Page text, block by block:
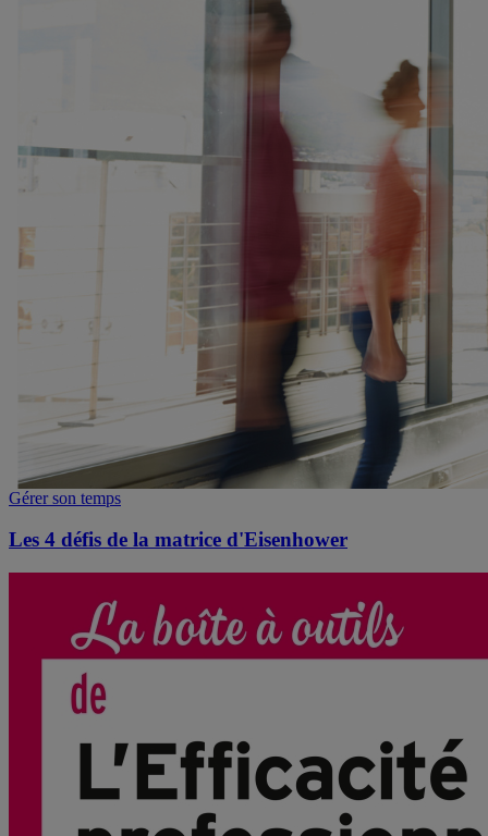
Gérer son temps
Les 4 défis de la matrice d'Eisenhower